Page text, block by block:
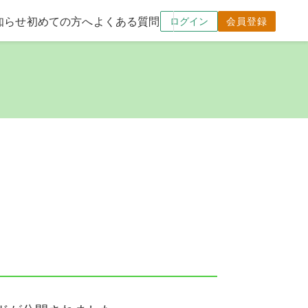
らせ初めての方へよくある質問 ログイン 会員登録